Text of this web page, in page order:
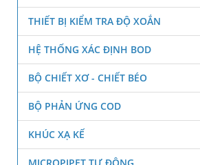
THIẾT BỊ KIỂM TRA ĐỘ XOẮN
HỆ THỐNG XÁC ĐỊNH BOD
BỘ CHIẾT XƠ - CHIẾT BÉO
BỘ PHẢN ỨNG COD
KHÚC XẠ KẾ
MICROPIPET TỰ ĐỘNG